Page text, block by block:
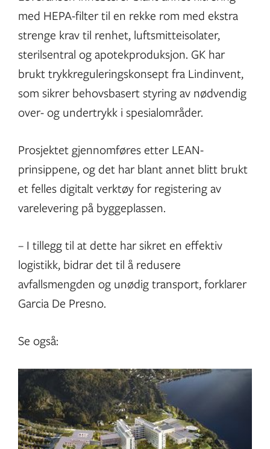
med HEPA-filter til en rekke rom med ekstra
strenge krav til renhet, luftsmitteisolater,
sterilsentral og apotekproduksjon. GK har
brukt trykkreguleringskonsept fra Lindinvent,
som sikrer behovsbasert styring av nødvendig
over- og undertrykk i spesialområder.
Prosjektet gjennomføres etter LEAN-
prinsippene, og det har blant annet blitt brukt
et felles digitalt verktøy for registering av
varelevering på byggeplassen.
– I tillegg til at dette har sikret en effektiv
logistikk, bidrar det til å redusere
avfallsmengden og unødig transport, forklarer
Garcia De Presno.
Se også: